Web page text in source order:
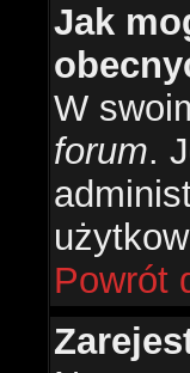
Jak
W
forum.
Powrót